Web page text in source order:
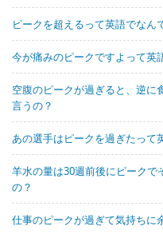
ピークを超えるって英語でなん
今が痛みのピークですよって英
空腹のピークが過ぎると、逆に
言うの？
あの選手はピークを過ぎたって
羊水の量は30週前後にピークで
の？
仕事のピークが過ぎて気持ちに